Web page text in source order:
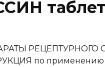
РЕЦЕПТУРНОГО
по применению